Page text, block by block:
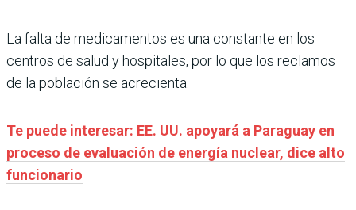
La falta de medicamentos es una constante en los
centros de salud y hospitales, por lo que los reclamos
de la población se acrecienta.
Te puede interesar: EE. UU. apoyará a Paraguay en
proceso de evaluación de energía nuclear, dice alto
funcionario